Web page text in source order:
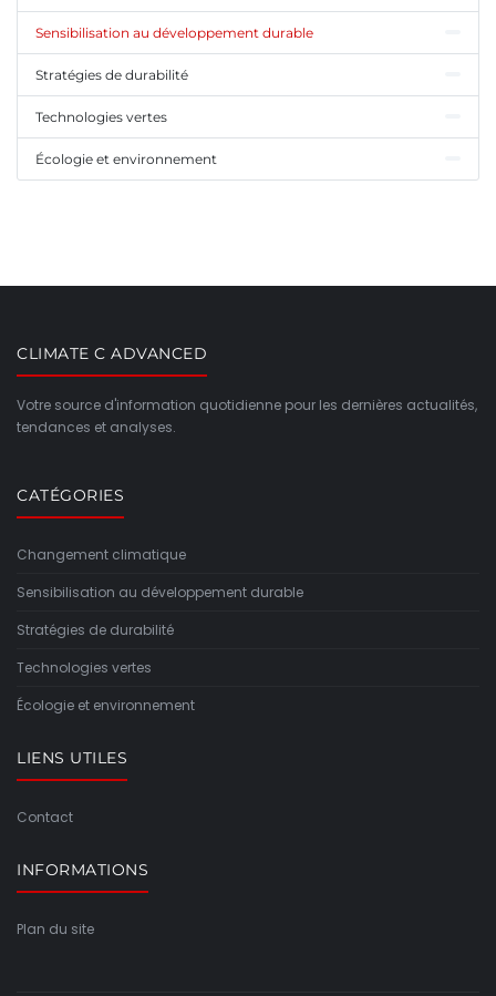
Sensibilisation au développement durable
Stratégies de durabilité
Technologies vertes
Écologie et environnement
CLIMATE C ADVANCED
Votre source d'information quotidienne pour les dernières actualités,
tendances et analyses.
CATÉGORIES
Changement climatique
Sensibilisation au développement durable
Stratégies de durabilité
Technologies vertes
Écologie et environnement
LIENS UTILES
Contact
INFORMATIONS
Plan du site